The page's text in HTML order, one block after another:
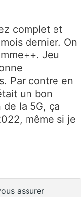
complet et
dernier. On
Jeu
Par contre en
un bon
de la 5G, ça
même si je
assurer